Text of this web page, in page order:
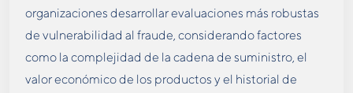
organizaciones desarrollar evaluaciones más robustas
de vulnerabilidad al fraude, considerando factores
como la complejidad de la cadena de suministro, el
valor económico de los productos y el historial de